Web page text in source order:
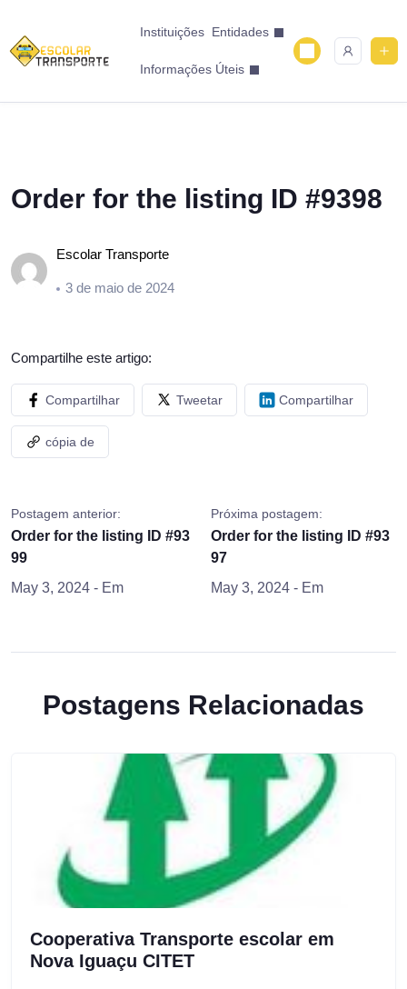
Instituições Entidades
Informações Úteis
Order for the listing ID #9398
Escolar Transporte
3 de maio de 2024
Compartilhe este artigo:
Compartilhar Tweetar Compartilhar
cópia de
Postagem anterior:
Order for the listing ID #93
99
May 3, 2024 - Em
Próxima postagem:
Order for the listing ID #93
97
May 3, 2024 - Em
Postagens Relacionadas
Cooperativa Transporte escolar em
Nova Iguaçu CITET